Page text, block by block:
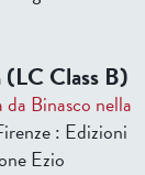
Class B)
Binasco nella
: Edizioni
Ezio